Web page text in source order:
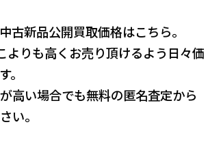
古新品公開買取価格はこちら。
よりも高くお売り頂けるよう日々価
。
高い場合でも無料の匿名査定から
い。